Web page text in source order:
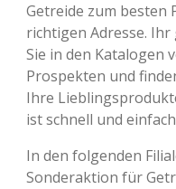
Getreide zum besten
richtigen Adresse.
Sie in den Katalogen
Prospekten und
Ihre
ist schnell und
In den folgenden
Sonderaktion für